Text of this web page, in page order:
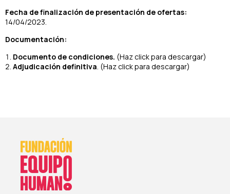
Fecha de finalización de presentación de ofertas:
14/04/2023.
Documentación:
Documento de condiciones. (Haz click para descargar)
Adjudicación definitiva. (Haz click para descargar)